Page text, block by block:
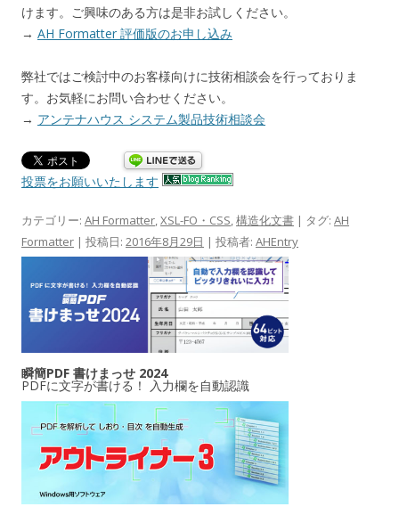
けます。ご興味のある方は是非お試しください。
→ AH Formatter 評価版のお申し込み
弊社ではご検討中のお客様向けに技術相談会を行っておりま
す。お気軽にお問い合わせください。
→ アンテナハウス システム製品技術相談会
投票をお願いいたします
カテゴリー: AH Formatter,XSL-FO・CSS,構造化文書 | タグ: AH
Formatter | 投稿日: 2016年8月29日 | 投稿者: AHEntry
瞬簡PDF 書けまっせ 2024
PDFに文字が書ける！ 入力欄を自動認識